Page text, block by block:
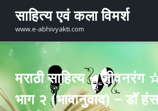
content
साहित्य एवं कला विमर्श
www.e-abhivyakti.com
मराठी साहित्य – जीवनरंग
भाग २ (भावानुवाद) – डॉ